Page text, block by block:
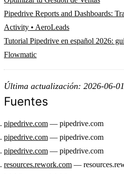
Pipedrive Reports and Dashboards:
Activity • AeroLeads
Tutorial Pipedrive en español 2026:
Flowmatic
Última actualización: 2026-06-01
Fuentes
pipedrive.com — pipedrive.com
pipedrive.com — pipedrive.com
pipedrive.com — pipedrive.com
resources.rework.com —